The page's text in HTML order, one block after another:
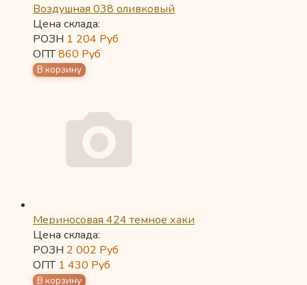
Воздушная 038 оливковый
Цена склада:
РОЗН 1 204 Руб
ОПТ860 Руб
Мериносовая 424 темное хаки
Цена склада:
РОЗН 2 002 Руб
ОПТ 1 430 Руб